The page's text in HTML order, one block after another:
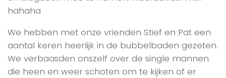
hahaha
We hebben met onze vrienden Stief en Pat een
aantal keren heerlijk in de bubbelbaden gezeten.
We verbaasden onszelf over de single mannen
die heen en weer schoten om te kijken of er